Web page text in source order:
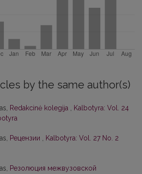
by the same author(s)
Redakcinė kolegija
Kalbotyra: Vol. 24
Рецензии
Kalbotyra: Vol. 27 No. 2
Резолюция межвузовской